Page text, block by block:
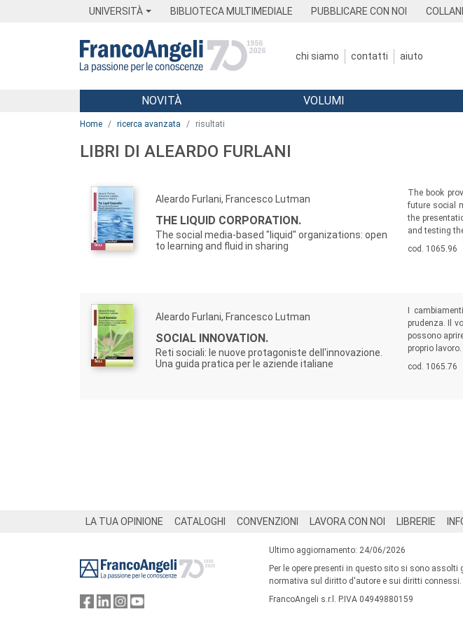
UNIVERSITÀ BIBLIOTECA MULTIMEDIALE PUBBLICARE CON NOI
chi siamo contatti aiuto
Menu
NOVITÀ VOLUMI
Home ricerca avanzata risultati
LIBRI DI ALEARDO FURLANI
Aleardo Furlani, Francesco Lutman
THE LIQUID CORPORATION.
The social media-based "liquid" organizations: open
to learning and fluid in sharing
The book
future social
the
and testing
cod. 1065.96
Aleardo Furlani, Francesco Lutman
SOCIAL INNOVATION.
Reti sociali: le nuove protagoniste dell'innovazione.
Una guida pratica per le aziende italiane
I
prudenza. Il
possono
proprio lavoro.
cod. 1065.76
LA TUA OPINIONE CATALOGHI CONVENZIONI LAVORA CON NOI LIBRERIE
Ultimo aggiornamento: 24/06/2026
Per le opere presenti in questo sito si sono assolti
normativa sul diritto d'autore e sui diritti connessi.
FrancoAngeli s.r.l. P.IVA 04949880159